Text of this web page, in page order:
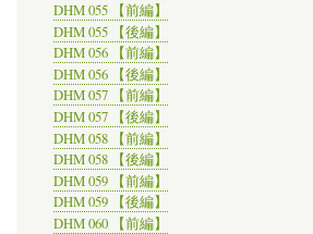
DHM 055 【前編】
DHM 055 【後編】
DHM 056 【前編】
DHM 056 【後編】
DHM 057 【前編】
DHM 057 【後編】
DHM 058 【前編】
DHM 058 【後編】
DHM 059 【前編】
DHM 059 【後編】
DHM 060 【前編】